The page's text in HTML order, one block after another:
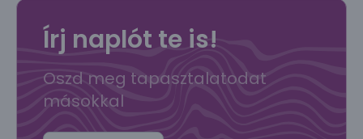
Írj naplót te is!
Oszd meg tapasztalatodat
másokkal